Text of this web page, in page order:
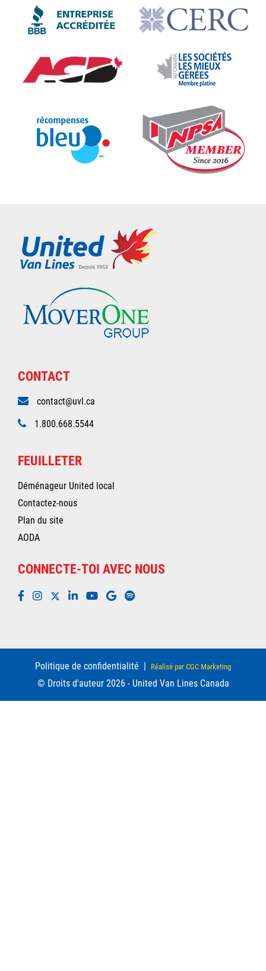
CONTACT
contact@uvl.ca
1.800.668.5544
FEUILLETER
Déménageur United local
Contactez-nous
Plan du site
AODA
CONNECTE-TOI AVEC NOUS
Politique de confidentialité Réalisé par CGC Marketing
© Droits d'auteur 2026 - United Van Lines Canada